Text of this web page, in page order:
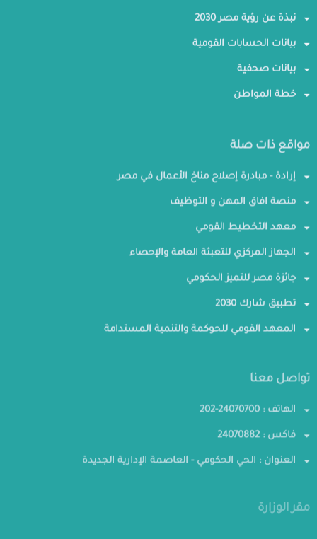
نبذة عن رؤية مصر 2030
بيانات الحسابات القومية
بيانات صحفية
خطة المواطن
مواقع ذات صلة
إرادة - مبادرة إصلاح مناخ الأعمال في مصر
منصة افاق المهن و التوظيف
معهد التخطيط القومي
الجهاز المركزي للتعبئة العامة والإحصاء
جائزة مصر للتميز الحكومي
تطبيق شارك 2030
المعهد القومي للحوكمة والتنمية المستدامة
تواصل معنا
الهاتف : 24070700-202
فاكس : 24070882
العنوان : الحي الحكومي - العاصمة الإدارية الجديدة
مقر الوزارة